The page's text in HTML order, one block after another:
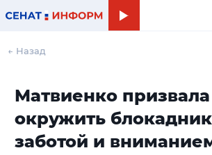
← Назад
Матвиенко призвала
окружить
заботой и